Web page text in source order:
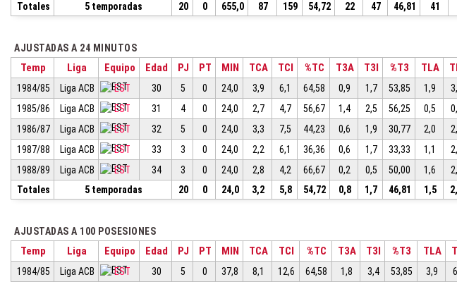
Totales
5 temporadas 20 0 655,0 87 159 54,72 22 47 46,81 41
AJUSTADAS A 24 MINUTOS
Temp Liga Equipo Edad PJ PT MIN TCA TCI %TC T3A T3I %T3 TLA
1984/85 Liga ACB EST 30 5 0 24,0 3,9 6,1 64,58 0,9 1,7 53,85 1,9
1985/86
Liga ACB EST 31 4 0 24,0 2,7 4,7 56,67 1,4 2,5 56,25 0,5
1986/87
Liga ACB EST 32 5 0 24,0 3,3 7,5 44,23 0,6 1,9 30,77 2,0
1987/88
Liga ACB EST 33 3 0 24,0 2,2 6,1 36,36 0,6 1,7 33,33 1,1
1988/89
Liga ACB EST 34 3 0 24,0 2,8 4,2 66,67 0,2 0,5 50,00 1,6
Totales
5 temporadas 20 0 24,0 3,2 5,8 54,72 0,8 1,7 46,81 1,5
AJUSTADAS A 100 POSESIONES
Temp Liga Equipo Edad PJ PT MIN TCA TCI %TC T3A T3I %T3 TLA
1984/85 Liga ACB EST 30 5 0 37,8 8,1 12,6 64,58 1,8 3,4 53,85 3,9